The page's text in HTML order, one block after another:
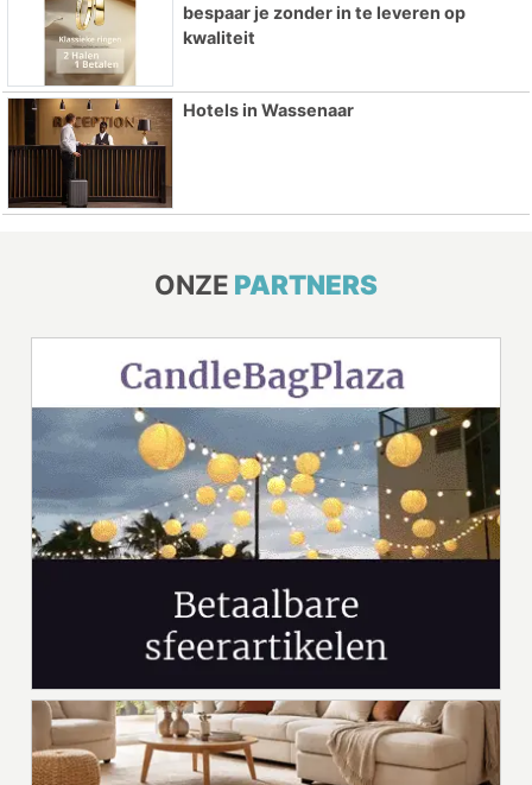
bespaar je zonder in te leveren op
kwaliteit
Hotels in Wassenaar
ONZE PARTNERS